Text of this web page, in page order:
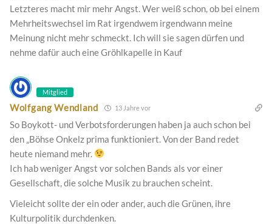
Letzteres macht mir mehr Angst. Wer weiß schon, ob bei einem
Mehrheitswechsel im Rat irgendwem irgendwann meine
Meinung nicht mehr schmeckt. Ich will sie sagen dürfen und
nehme dafür auch eine Gröhlkapelle in Kauf
Mitglied
Wolfgang Wendland 13 Jahre vor
So Boykott- und Verbotsforderungen haben ja auch schon bei
den „Böhse Onkelz prima funktioniert. Von der Band redet
heute niemand mehr.
Ich hab weniger Angst vor solchen Bands als vor einer
Gesellschaft, die solche Musik zu brauchen scheint.
Vieleicht sollte der ein oder ander, auch die Grünen, ihre
Kulturpolitik durchdenken.